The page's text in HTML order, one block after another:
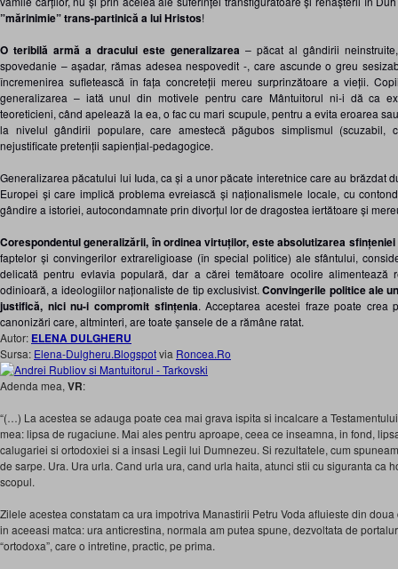
”mărinimie” trans-partinică a lui Hristos!
O teribilă armă a dracului este generalizarea – păcat al gândirii
spovedanie – așadar, rămas adesea nespovedit -, care ascunde o greu
încremenirea sufletească în fața concreteții mereu surprinzătoare a vieții.
generalizarea – iată unul din motivele pentru care Mântuitorul ni-i dă ca
teoreticieni, când apelează la ea, o fac cu mari scupule, pentru a evita eroarea
la nivelul gândirii populare, care amestecă păgubos simplismul (scuzabil,
nejustificate pretenții sapiențial-pedagogice.
Generalizarea păcatului lui Iuda, ca și a unor păcate interetnice care au brăzdat
Europei și care implică problema evreiască și naționalismele locale, cu
gândire a istoriei, autocondamnate prin divorțul lor de dragostea iertătoare și
Corespondentul generalizării, în ordinea virtuților, este absolutizarea
faptelor și convingerilor extrareligioase (în special politice) ale sfântului,
delicată pentru evlavia populară, dar a cărei temătoare ocolire alimentează
odinioară, a ideologiilor naționaliste de tip exclusivist.Convingerile politice ale
justifică, nici nu-i compromit sfințenia. Acceptarea acestei fraze poate crea
canonizări care, altminteri, are toate șansele de a rămâne ratat.
Autor: ELENA DULGHERU
Sursa: Elena-Dulgheru.Blogspotvia Roncea.Ro
Adenda mea, VR:
“(…) La acestea se adauga poate cea mai grava ispita si incalcare a
mea: lipsa de rugaciune. Mai ales pentru aproape, ceea ce inseamna, in fond,
calugariei si ortodoxiei si a insasi Legii lui Dumnezeu. Si rezultatele, cum
de sarpe. Ura. Ura urla. Cand urla ura, cand urla haita, atunci stii cu siguranta ca
scopul.
Zilele acestea constatam ca ura impotriva Manastirii Petru Voda afluieste din
in aceeasi matca: ura anticrestina, normala am putea spune, dezvoltata de
“ortodoxa”, care o intretine, practic, pe prima.